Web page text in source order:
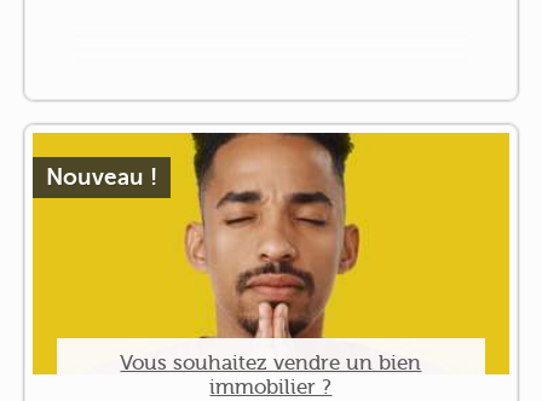
Nouveau !
Vous souhaitez vendre un bien
immobilier ?